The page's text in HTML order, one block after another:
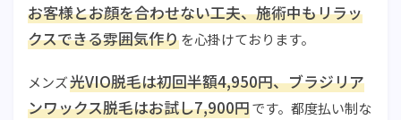
お客様とお顔を合わせない工夫、施術中もリラッ
クスできる雰囲気作りを心掛けております。
メンズ光VIO脱毛は初回半額4,950円、ブラジリア
ンワックス脱毛はお試し7,900円です。都度払い制な